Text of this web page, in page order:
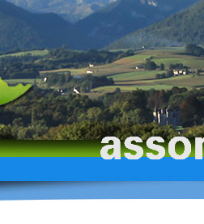
VIE LOCALE
ENFANCE
TOURISME
HISTOIRE